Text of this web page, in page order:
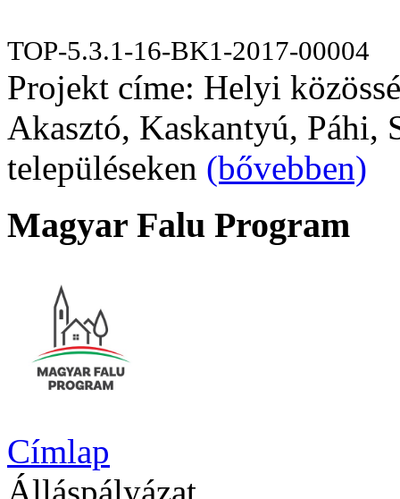
TOP-5.3.1-16-BK1-2017-00004
Projekt címe: Helyi
Akasztó, Kaskantyú, Páhi,
településeken (bővebben)
Magyar Falu Program
Címlap